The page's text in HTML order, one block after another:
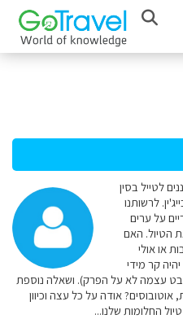
ובת זוגי (27) מתכננים לטייל בסין
לרשותנו
על ערים
הטיול. האם
או אולי
קר מידי
עצמה לא על הפרק). ושאלה נוספת
אודה על כל עצה וכיוון
החלומות שלנו...